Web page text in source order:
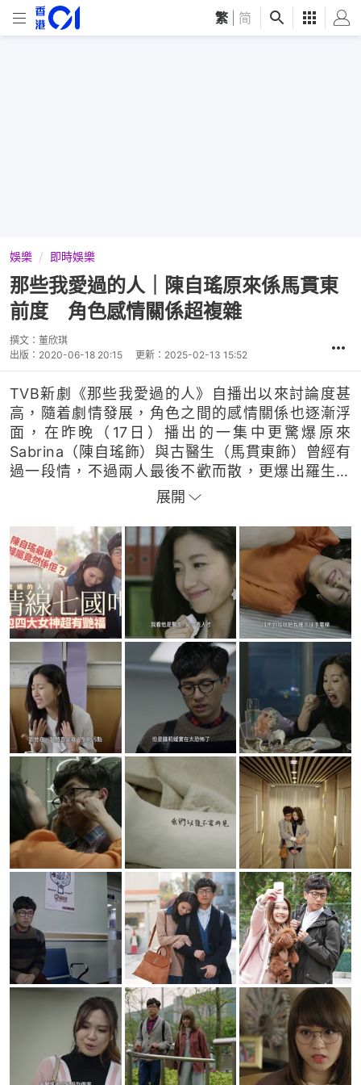
繁 简
娛樂 即時娛樂
那些我愛過的人｜陳自瑤原來係馬貫東
前度 角色感情關係超複雜
撰文： 董欣琪
出版： 2020-06-18 20:15 更新： 2025-02-13 15:52
TVB新劇《那些我愛過的人》自播出以來討論度甚
高，隨着劇情發展，角色之間的感情關係也逐漸浮
面，在昨晚（17日）播出的一集中更驚爆原來
Sabrina（陳自瑤飾）與古醫生（馬貫東飾）曾經有
過一段情，不過兩人最後不歡而散，更爆出羅生門
展開